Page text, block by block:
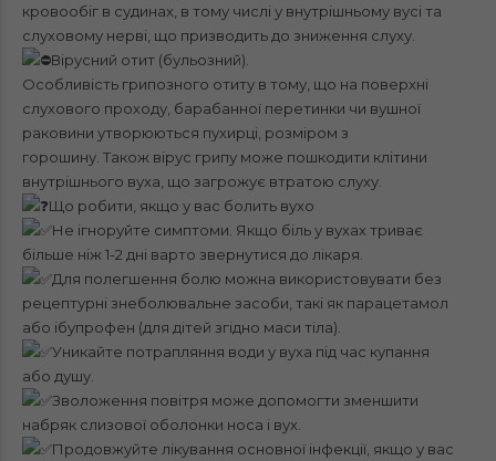
кровообіг в судинах, в тому числі у внутрішньому вусі та
слуховому нерві, що призводить до зниження слуху.
Вірусний отит (бульозний).
Особливість грипозного отиту в тому, що на поверхні
слухового проходу, барабанної перетинки чи вушної
раковини утворюються пухирці, розміром з
горошину. Також вірус грипу може пошкодити клітини
внутрішнього вуха, що загрожує втратою слуху.
Що робити, якщо у вас болить вухо
Не ігноруйте симптоми. Якщо біль у вухах триває
більше ніж 1-2 дні варто звернутися до лікаря.
Для полегшення болю можна використовувати без
рецептурні знеболювальне засоби, такі як парацетамол
або ібупрофен (для дітей згідно маси тіла).
Уникайте потрапляння води у вуха під час купання
або душу.
Зволоження повітря може допомогти зменшити
набряк слизової оболонки носа і вух.
Продовжуйте лікування основної інфекції, якщо у вас